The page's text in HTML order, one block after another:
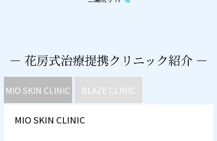
MIO SKIN CLINIC BLAZE CLINIC
MIO SKIN CLINIC